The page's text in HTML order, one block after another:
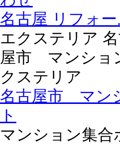
名古屋 リフォ
エクステリア
屋市 マンショ
クステリア
名古屋市 マン
ト
マンション集